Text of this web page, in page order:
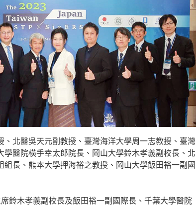
、北醫吳天元副教授、臺灣海洋大學周一志教授、臺灣
學醫院橫手幸太郎院長、岡山大學鈴木孝義副校長、北
長、熊本大學押海裕之教授、岡山大學飯田裕一副國
鈴木孝義副校長及飯田裕一副國際長、千葉大學醫院